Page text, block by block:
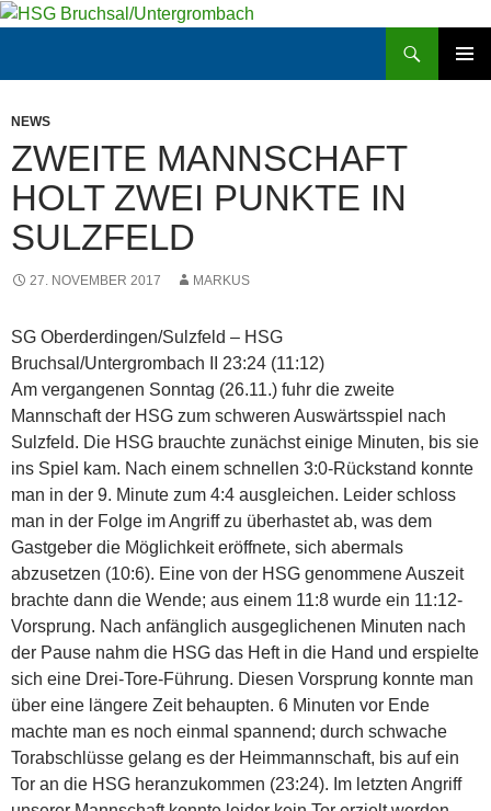
Zum
NEWS
ZWEITE MANNSCHAFT
HOLT ZWEI PUNKTE IN
SULZFELD
27. NOVEMBER 2017 MARKUS
SG Oberderdingen/Sulzfeld – HSG
Bruchsal/Untergrombach II 23:24 (11:12)
Am vergangenen Sonntag (26.11.) fuhr die zweite
Mannschaft der HSG zum schweren Auswärtsspiel nach
Sulzfeld. Die HSG brauchte zunächst einige Minuten, bis sie
ins Spiel kam. Nach einem schnellen 3:0-Rückstand konnte
man in der 9. Minute zum 4:4 ausgleichen. Leider schloss
man in der Folge im Angriff zu überhastet ab, was dem
Gastgeber die Möglichkeit eröffnete, sich abermals
abzusetzen (10:6). Eine von der HSG genommene Auszeit
brachte dann die Wende; aus einem 11:8 wurde ein 11:12-
Vorsprung. Nach anfänglich ausgeglichenen Minuten nach
der Pause nahm die HSG das Heft in die Hand und erspielte
sich eine Drei-Tore-Führung. Diesen Vorsprung konnte man
über eine längere Zeit behaupten. 6 Minuten vor Ende
machte man es noch einmal spannend; durch schwache
Torabschlüsse gelang es der Heimmannschaft, bis auf ein
Tor an die HSG heranzukommen (23:24). Im letzten Angriff